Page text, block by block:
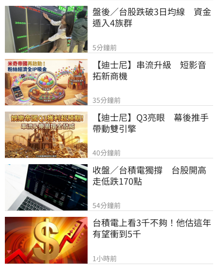
盤後／台股跌破3日均線　資金
遁入4族群
5分鐘前
【迪士尼】串流升級　短影音
拓新商機
35分鐘前
【迪士尼】Q3亮眼　幕後推手
帶動雙引擎
40分鐘前
收盤／台積電獨撐　台股開高
走低跌170點
54分鐘前
台積電上看3千不夠！他估這年
有望衝到5千
1小時前